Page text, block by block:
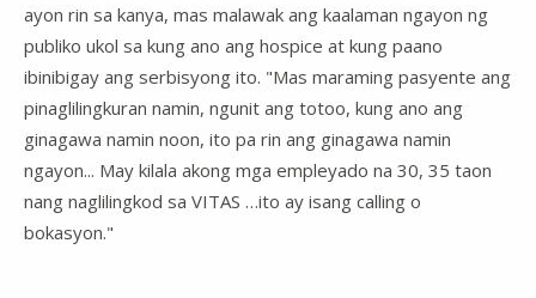
ayon rin sa kanya, mas malawak ang kaalaman ngayon ng
publiko ukol sa kung ano ang hospice at kung paano
ibinibigay ang serbisyong ito. "Mas maraming pasyente ang
pinaglilingkuran namin, ngunit ang totoo, kung ano ang
ginagawa namin noon, ito pa rin ang ginagawa namin
ngayon... May kilala akong mga empleyado na 30, 35 taon
nang naglilingkod sa VITAS …ito ay isang calling o
bokasyon."